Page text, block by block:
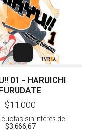
01 - HARUICHI
FURUDATE
$11.000
cuotas sin interés de
$3.666,67